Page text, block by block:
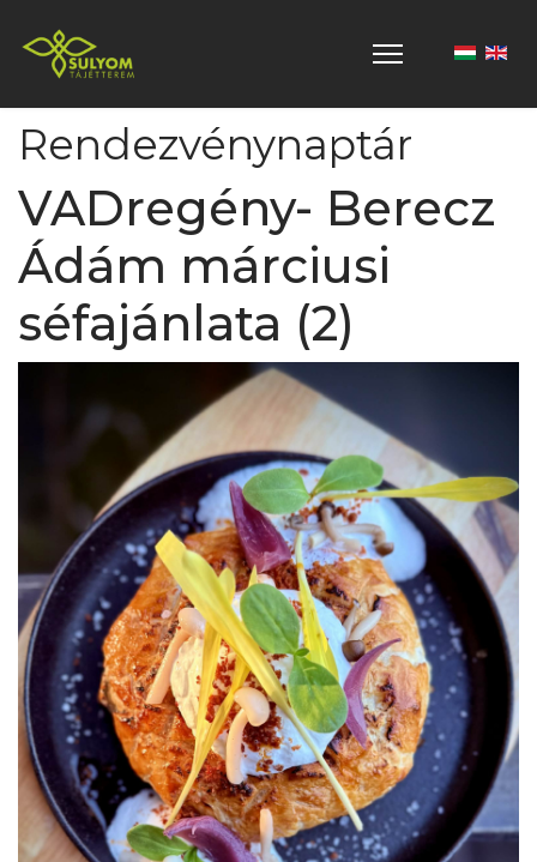
Rendezvénynaptár
VADregény- Berecz
Ádám márciusi
séfajánlata (2)